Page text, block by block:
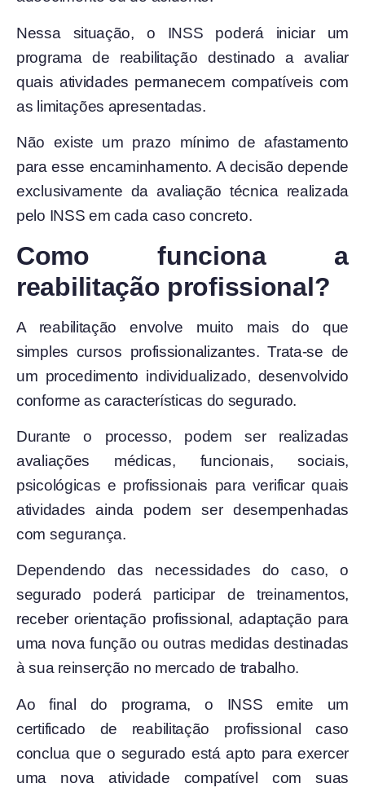
Nessa situação, o INSS poderá iniciar um
programa de reabilitação destinado a avaliar
quais atividades permanecem compatíveis com
as limitações apresentadas.
Não existe um prazo mínimo de afastamento
para esse encaminhamento. A decisão depende
exclusivamente da avaliação técnica realizada
pelo INSS em cada caso concreto.
Como funciona a
reabilitação profissional?
A reabilitação envolve muito mais do que
simples cursos profissionalizantes. Trata-se de
um procedimento individualizado, desenvolvido
conforme as características do segurado.
Durante o processo, podem ser realizadas
avaliações médicas, funcionais, sociais,
psicológicas e profissionais para verificar quais
atividades ainda podem ser desempenhadas
com segurança.
Dependendo das necessidades do caso, o
segurado poderá participar de treinamentos,
receber orientação profissional, adaptação para
uma nova função ou outras medidas destinadas
à sua reinserção no mercado de trabalho.
Ao final do programa, o INSS emite um
certificado de reabilitação profissional caso
conclua que o segurado está apto para exercer
uma nova atividade compatível com suas